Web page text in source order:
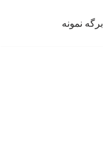
برگه نمونه